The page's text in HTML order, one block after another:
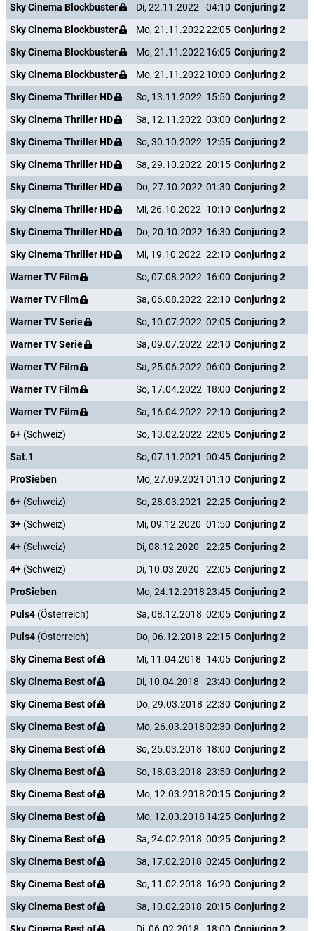
Sky Cinema Blockbuster
Di, 22.11.2022 04:10 Conjuring 2
Sky Cinema Blockbuster
Mo, 21.11.202222:05 Conjuring 2
Sky Cinema Blockbuster
Mo, 21.11.202216:05 Conjuring 2
Sky Cinema Blockbuster
Mo, 21.11.202210:00 Conjuring 2
Sky Cinema Thriller HD
So, 13.11.2022 15:50 Conjuring 2
Sky Cinema Thriller HD
Sa, 12.11.2022 03:00 Conjuring 2
Sky Cinema Thriller HD
So, 30.10.2022 12:55 Conjuring 2
Sky Cinema Thriller HD
Sa, 29.10.2022 20:15 Conjuring 2
Sky Cinema Thriller HD
Do, 27.10.2022 01:30 Conjuring 2
Sky Cinema Thriller HD
Mi, 26.10.2022 10:10 Conjuring 2
Sky Cinema Thriller HD
Do, 20.10.2022 16:30 Conjuring 2
Sky Cinema Thriller HD
Mi, 19.10.2022 22:10 Conjuring 2
Warner TV Film
So, 07.08.2022 16:00 Conjuring 2
Warner TV Film
Sa, 06.08.2022 22:10 Conjuring 2
Warner TV Serie
So, 10.07.2022 02:05 Conjuring 2
Warner TV Serie
Sa, 09.07.2022 22:10 Conjuring 2
Warner TV Film
Sa, 25.06.2022 06:00 Conjuring 2
Warner TV Film
So, 17.04.2022 18:00 Conjuring 2
Warner TV Film
Sa, 16.04.2022 22:10 Conjuring 2
6+ (Schweiz) So, 13.02.2022 22:05 Conjuring 2
Sat.1
So, 07.11.2021 00:45 Conjuring 2
ProSieben
Mo, 27.09.2021 01:10 Conjuring 2
6+ (Schweiz) So, 28.03.2021 22:25 Conjuring 2
3+ (Schweiz) Mi, 09.12.2020 01:50 Conjuring 2
4+ (Schweiz) Di, 08.12.2020 22:25 Conjuring 2
4+ (Schweiz) Di, 10.03.2020 22:05 Conjuring 2
ProSieben
Mo, 24.12.201823:45 Conjuring 2
Puls4 (Österreich) Sa, 08.12.2018 02:05 Conjuring 2
Puls4 (Österreich) Do, 06.12.2018 22:15 Conjuring 2
Sky Cinema Best of
Mi, 11.04.2018 14:05 Conjuring 2
Sky Cinema Best of
Di, 10.04.2018 23:40 Conjuring 2
Sky Cinema Best of
Do, 29.03.2018 22:30 Conjuring 2
Sky Cinema Best of
Mo, 26.03.201802:30 Conjuring 2
Sky Cinema Best of
So, 25.03.2018 18:00 Conjuring 2
Sky Cinema Best of
So, 18.03.2018 23:50 Conjuring 2
Sky Cinema Best of
Mo, 12.03.201820:15 Conjuring 2
Sky Cinema Best of
Mo, 12.03.2018 14:25 Conjuring 2
Sky Cinema Best of
Sa, 24.02.2018 00:25 Conjuring 2
Sky Cinema Best of
Sa, 17.02.2018 02:45 Conjuring 2
Sky Cinema Best of
So, 11.02.2018 16:20 Conjuring 2
Sky Cinema Best of
Sa, 10.02.2018 20:15 Conjuring 2